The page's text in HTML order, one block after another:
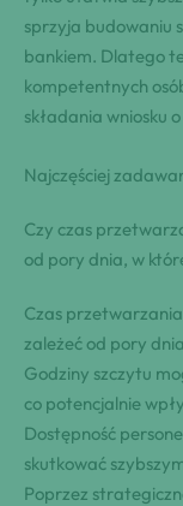
sprzyja budowaniu
bankiem. Dlatego
kompetentnych
składania wniosku
Najczęściej
Czy czas
od pory dnia, w
Czas
zależeć od pory
Godziny szczytu
co potencjalnie
Dostępność
skutkować
Poprzez